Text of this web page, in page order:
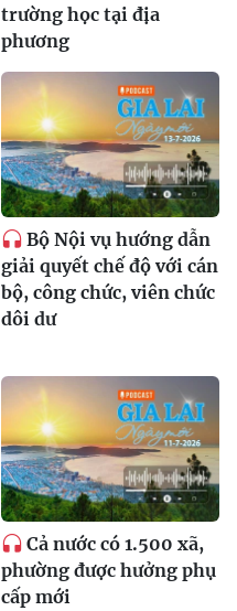
trường học tại địa
phương
Bộ Nội vụ hướng dẫn
giải quyết chế độ với cán
bộ, công chức, viên chức
dôi dư
Cả nước có 1.500 xã,
phường được hưởng phụ
cấp mới